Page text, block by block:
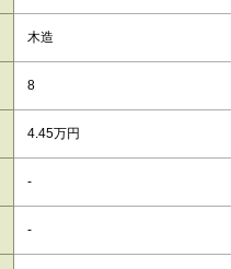
木造
8
4.45万円
-
-